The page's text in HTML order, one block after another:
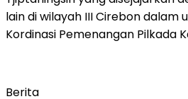
lain di wilayah III Cirebon dalam
Kordinasi Pemenangan Pilkada
Berita